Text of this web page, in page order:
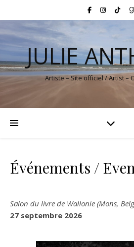
JULIE
Artiste – Site officiel / Artist –
Événements /
Salon du livre de Wallonie (Mons,
27 septembre 2026